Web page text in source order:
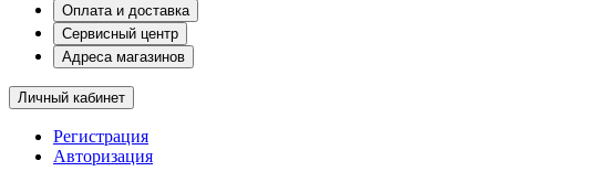
Оплата и доставка
Сервисный центр
Адреса магазинов
Личный кабинет
Регистрация
Авторизация